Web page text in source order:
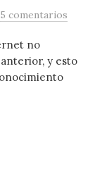
5 comentarios
no
y esto